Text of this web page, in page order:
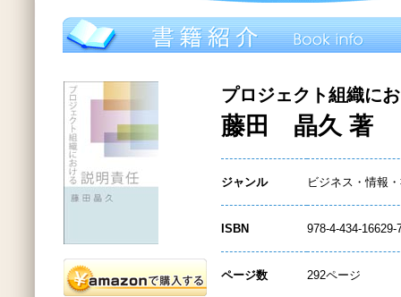
プロジェクト組織に
藤田 晶久 著
ジャンル ビジネス・情報
ISBN 978-4-434-16629-
ページ数 292ページ